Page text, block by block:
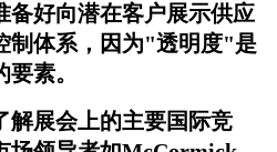
备好向潜在客户展示供应
制体系，因为"透明度"是
素。
解展会上的主要国际竞